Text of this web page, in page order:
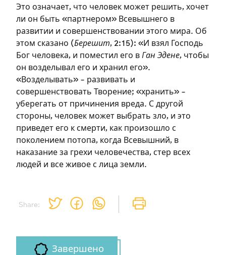
Share:
Это означает, что человек может решить, хочет
ли он быть «партнером» Всевышнего в
развитии и совершенствовании этого мира. Об
этом сказано (Берешит, 2:15): «И взял Господь
Бог человека, и поместил его в Ган Эдене, чтобы
он возделывал его и хранил его».
«Возделывать» – развивать и
совершенствовать Творение; «хранить» –
уберегать от причинения вреда. С другой
стороны, человек может выбрать зло, и это
приведет его к смерти, как произошло с
поколением потопа, когда Всевышний, в
наказание за грехи человечества, стер всех
людей и все живое с лица земли.
Завершено
на сайте
Чтобы делать пометки на сайте,
необходимо зарегистрироваться.
Подписаться Войти